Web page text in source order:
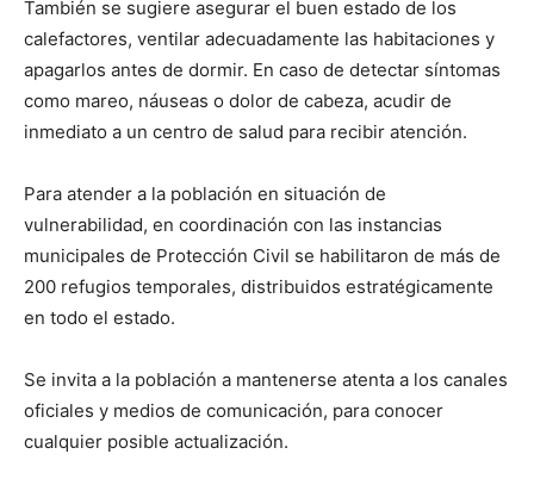
También se sugiere asegurar el buen estado de los
calefactores, ventilar adecuadamente las habitaciones y
apagarlos antes de dormir. En caso de detectar síntomas
como mareo, náuseas o dolor de cabeza, acudir de
inmediato a un centro de salud para recibir atención.
Para atender a la población en situación de
vulnerabilidad, en coordinación con las instancias
municipales de Protección Civil se habilitaron de más de
200 refugios temporales, distribuidos estratégicamente
en todo el estado.
Se invita a la población a mantenerse atenta a los canales
oficiales y medios de comunicación, para conocer
cualquier posible actualización.